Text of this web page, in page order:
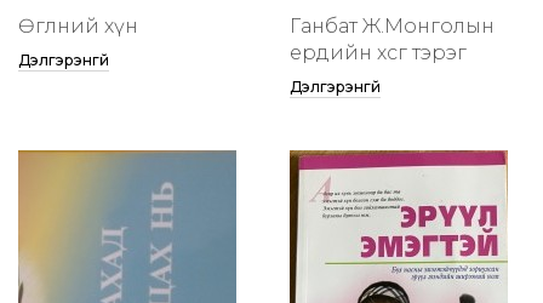
Өглөөний хүн
Дэлгэрэнгүй
Ганбат Ж.Монголын
ердийн хөсөг тэрэг
Дэлгэрэнгүй